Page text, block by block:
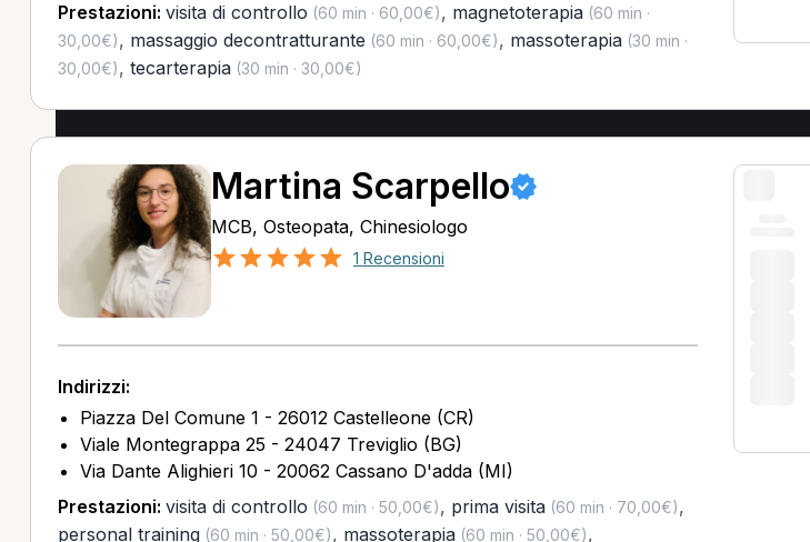
Prestazioni: visita di controllo (60 min · 60,00€), magnetoterapia(60 min ·
30,00€), massaggio decontratturante (60 min · 60,00€), massoterapia(30 min ·
30,00€), tecarterapia(30 min · 30,00€)
Martina Scarpello
MCB, Osteopata, Chinesiologo
1 Recensioni
Indirizzi:
Piazza Del Comune 1 - 26012 Castelleone (CR)
Viale Montegrappa 25 - 24047 Treviglio (BG)
Via Dante Alighieri 10 - 20062 Cassano D'adda (MI)
Prestazioni: visita di controllo (60 min · 50,00€), prima visita(60 min · 70,00€),
personal training(60 min · 50,00€), massoterapia(60 min · 50,00€),